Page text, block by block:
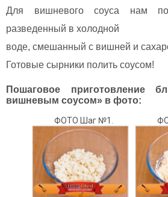
Для вишневого соуса нам
разведенный в холодной
воде, смешанный с вишней и
Готовые сырники полить соусом!
Пошаговое приготовление
вишневым соусом» в фото:
ФОТО Шаг №1.